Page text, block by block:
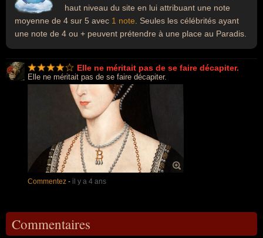
haut niveau du site en lui attribuant une note
moyenne de 4 sur 5 avec 1 note . Seules les célébrités ayant
une note de 4 ou + peuvent prétendre à une place au Paradis.
Elle ne méritait pas de se faire décapiter.
Elle ne méritait pas de se faire décapiter.
Commentez - il y a 4 ans
Commentaires